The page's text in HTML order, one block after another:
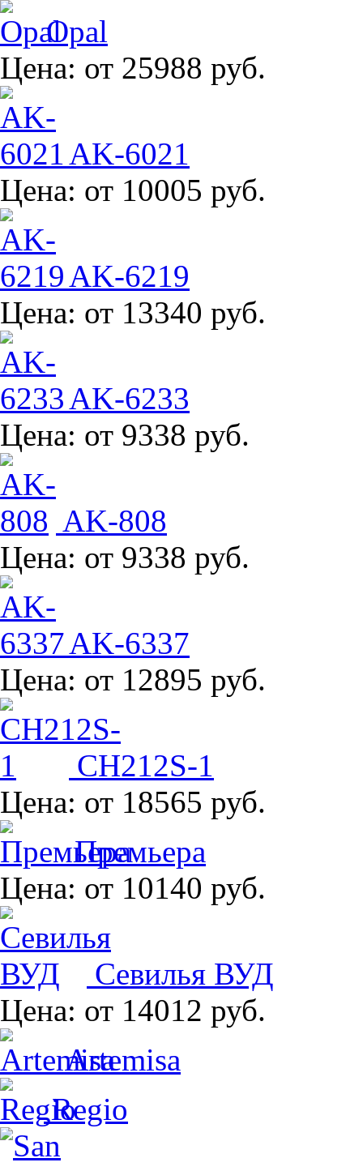
Opal
Цена: от 25988 руб.
AK-6021
Цена: от 10005 руб.
AK-6219
Цена: от 13340 руб.
AK-6233
Цена: от 9338 руб.
AK-808
Цена: от 9338 руб.
AK-6337
Цена: от 12895 руб.
CH212S-1
Цена: от 18565 руб.
Премьера
Цена: от 10140 руб.
Севилья ВУД
Цена: от 14012 руб.
Artemisa
Regio